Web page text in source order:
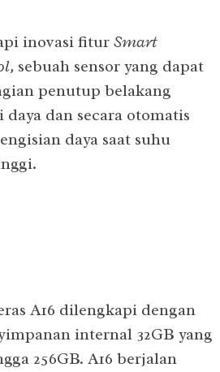
inovasi fitur Smart
sebuah sensor yang dapat
penutup belakang
daya dan secara otomatis
daya saat suhu
A16 dilengkapi dengan
internal 32GB yang
256GB. A16 berjalan